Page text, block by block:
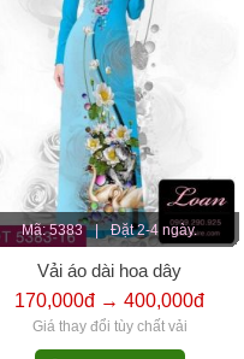
Mã: 5383 | Đặt 2-4 ngày.
Vải áo dài hoa dây
170,000đ → 400,000đ
Giá thay đổi tùy chất vải